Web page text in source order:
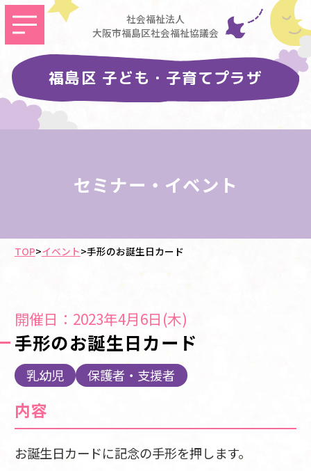
社会福祉法人
大阪市福島区社会福祉協議会
福島区 子ども・子育てプラザ
セミナー・イベント
TOP>イベント>手形のお誕生日カード
開催日：2023年4月6日(木)
手形のお誕生日カード
乳幼児 保護者・支援者
内容
お誕生日カードに記念の手形を押します。